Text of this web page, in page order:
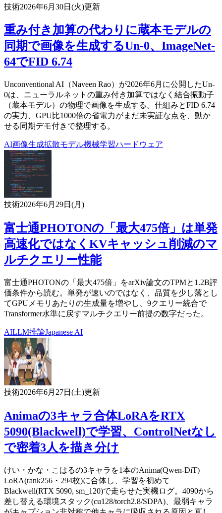
技術2026年6月30日(火)更新
重み付き加算の代わりに蔵本モデルの
同期で画像を生成するUn-0、ImageNet-
64でFID 6.74
Unconventional AI（Naveen Rao）が2026年6月に公開したUn-
0は、ニューラルネットの重み付き加算ではなく結合振動子
（蔵本モデル）の物理で画像を生成する。仕組みとFID 6.74
の実力、GPU比1000倍の省電力がまだ未実証な点を、動か
せる同期デモ付きで整理する。
AI画像生成拡散モデル機械学習ハードウェア
技術2026年6月29日(月)
富士通PHOTONの「最大475倍」は単発
高速化ではなくKVキャッシュ削減のマ
ルチクエリー性能
富士通PHOTONの「最大475倍」をarXiv論文のTPMと1.2B評
価条件から読む。単発が速いのではなく、品質を少し落とし
てGPUメモリあたりの生成量を増やし、9クエリー統合で
Transformer水準に戻すマルチクエリー前提の数字だった。
AILLM推論Japanese AI
技術2026年6月27日(土)更新
Animaの3キャラ合体LoRAをRTX
5090(Blackwell)で学習、ControlNetなし
で密着3人を描き分け
けい・かな・こはるの3キャラを1本のAnima(Qwen-DiT)
LoRA(rank256・294枚)に合体し、学習を初めて
Blackwell(RTX 5090, sm_120)で走らせた実機ログ。4090から
差し替える環境スタック(cu128/torch2.8/SDPA)、最弱キャラ